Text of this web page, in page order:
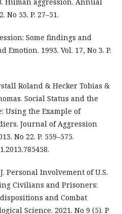
No 53. P. 27–51.
Some findings and
1993. Vol. 17, No 3. P.
Roland & Hecker Tobias &
Social Status and the
Using the Example of
Journal of Aggression
No 22. P. 559–575.
Personal Involvement of U.S.
Civilians and Prisoners:
and Combat
Science. 2021. No 9 (5). P